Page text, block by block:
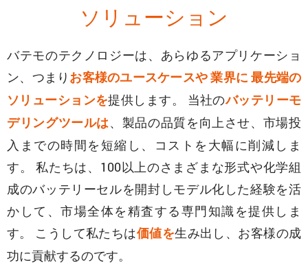
ソリューション
バテモのテクノロジーは、あらゆるアプリケーショ
ン、つまり お客様のユースケースや 業界に 最先端の
ソリューションを提供します。 当社のバッテリーモ
デリングツールは、製品の品質を向上させ、市場投
入までの時間を短縮し、コストを大幅に削減しま
す。 私たちは、100以上のさまざまな形式や化学組
成のバッテリーセルを開封しモデル化した経験を活
かして、市場全体を精査する専門知識を提供しま
す。 こうして私たちは価値を生み出し、お客様の成
功に貢献するのです。